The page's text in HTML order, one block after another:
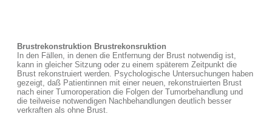
Brustrekonstruktion Brustrekonsruktion
In den Fällen, in denen die Entfernung der Brust notwendig ist,
kann in gleicher Sitzung oder zu einem späterem Zeitpunkt die
Brust rekonstruiert werden. Psychologische Untersuchungen haben
gezeigt, daß Patientinnen mit einer neuen, rekonstruierten Brust
nach einer Tumoroperation die Folgen der Tumorbehandlung und
die teilweise notwendigen Nachbehandlungen deutlich besser
verkraften als ohne Brust.